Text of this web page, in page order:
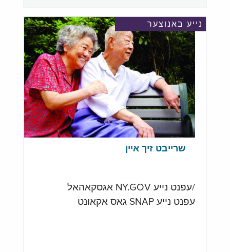
נייע באנוצער
שרייבט זיך איין
/עפנט נייע NY.GOV אגסקאהאל
עפנט נייע SNAP גאס אקאונט